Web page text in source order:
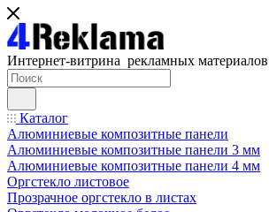
Интернет-витрина рекламных материалов
Каталог
Алюминиевые композитные панели
Алюминиевые композитные панели 3 мм
Алюминиевые композитные панели 4 мм
Оргстекло листовое
Прозрачное оргстекло в листах